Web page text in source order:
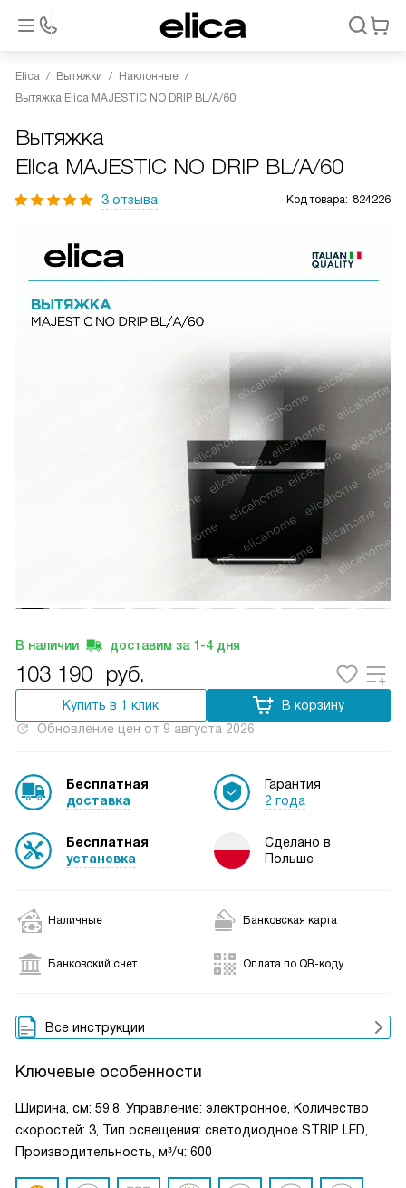
Elica Вытяжки
Наклонные
Вытяжка Elica MAJESTIC NO DRIP BL/A/60
Вытяжка
Elica MAJESTIC NO DRIP BL/A/60
3 отзыва Код товара: 824226
В наличии доставим за 1-4 дня
103 190 руб.
Купить в 1 клик
В корзину
Обновление цен от 9 августа 2026
Бесплатная
доставка
Бесплатная
установка
Гарантия
2 года
Сделано в
Польше
Наличные Банковская карта
Банковский счет Оплата по QR-коду
Все инструкции
Ключевые особенности
Ширина, см: 59.8, Управление: электронное, Количество
скоростей: 3, Тип освещения: светодиодное STRIP LED,
Производительность, м³/ч: 600